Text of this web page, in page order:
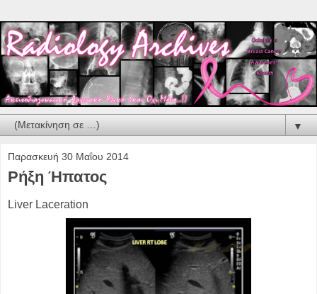
▼
Παρασκευή 30 Μαΐου 2014
Ρήξη Ήπατος
Liver Laceration